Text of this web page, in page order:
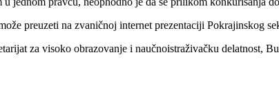
preuzeti na zvaničnoj internet prezentaciji Pokrajinskog
za visoko obrazovanje i naučnoistraživačku delatnost,